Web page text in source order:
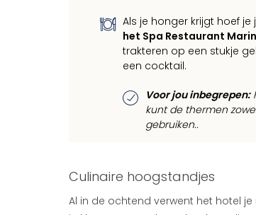
Als je honger krijgt hoef
het Spa Restaurant
trakteren op een stukje
een cocktail.
Voor jou inbegrepen:
kunt de thermen
gebruiken..
Culinaire hoogstandjes
Al in de ochtend verwent het hotel